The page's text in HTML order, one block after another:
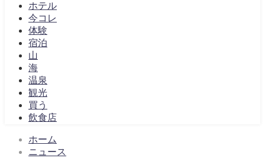
ホテル
今コレ
体験
宿泊
山
海
温泉
観光
買う
飲食店
ホーム
ニュース